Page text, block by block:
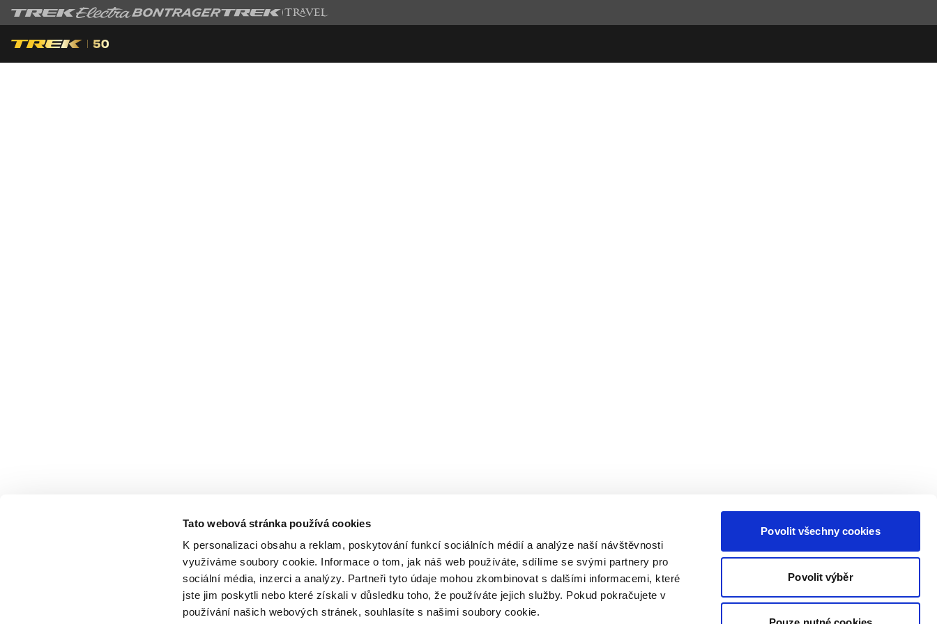
Tato webová stránka používá cookies
K personalizaci obsahu a reklam, poskytování funkcí sociálních médií a analýze naší návštěvnosti
využíváme soubory cookie. Informace o tom, jak náš web používáte, sdílíme se svými partnery pro
sociální média, inzerci a analýzy. Partneři tyto údaje mohou zkombinovat s dalšími informacemi, které
jste jim poskytli nebo které získali v důsledku toho, že používáte jejich služby. Pokud pokračujete v
používání našich webových stránek, souhlasíte s našimi soubory cookie.
Povolit všechny cookies
Povolit výběr